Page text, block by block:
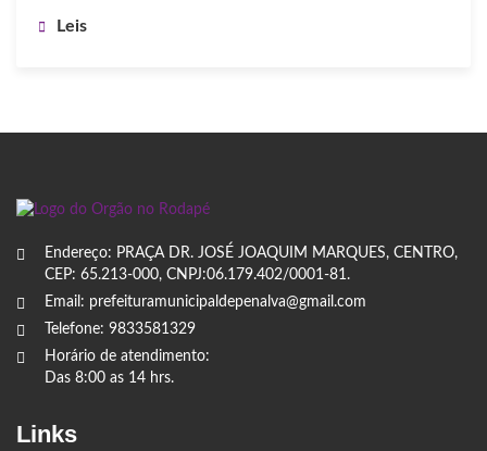
Leis
Endereço: PRAÇA DR. JOSÉ JOAQUIM MARQUES, CENTRO,
CEP: 65.213-000, CNPJ:06.179.402/0001-81.
Email: prefeituramunicipaldepenalva@gmail.com
Telefone: 9833581329
Horário de atendimento:
Das 8:00 as 14 hrs.
Links